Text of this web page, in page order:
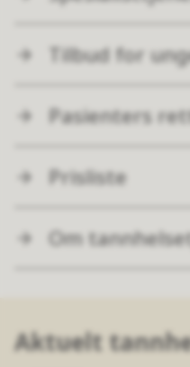
Tilbud for
Pasienters
Prisliste
Om
Aktuelt